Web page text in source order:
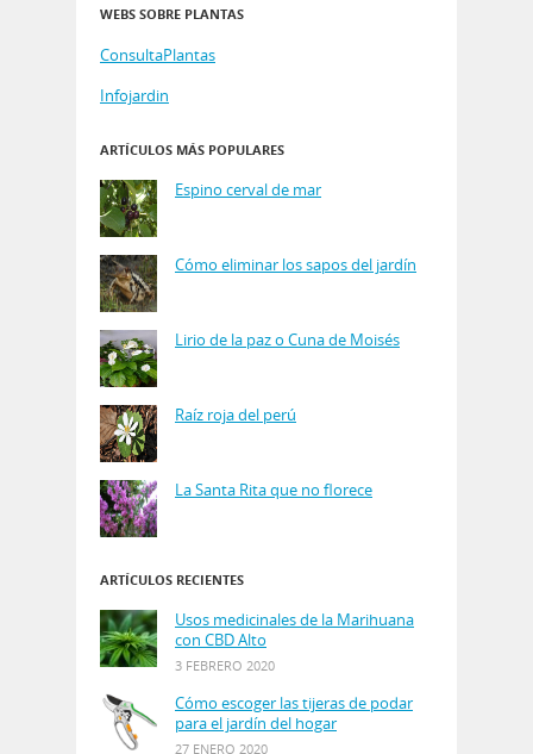
WEBS SOBRE PLANTAS
ConsultaPlantas
Infojardin
ARTÍCULOS MÁS POPULARES
Espino cerval de mar
Cómo eliminar los sapos del jardín
Lirio de la paz o Cuna de Moisés
Raíz roja del perú
La Santa Rita que no florece
ARTÍCULOS RECIENTES
Usos medicinales de la Marihuana
con CBD Alto
3 FEBRERO 2020
Cómo escoger las tijeras de podar
para el jardín del hogar
27 ENERO 2020